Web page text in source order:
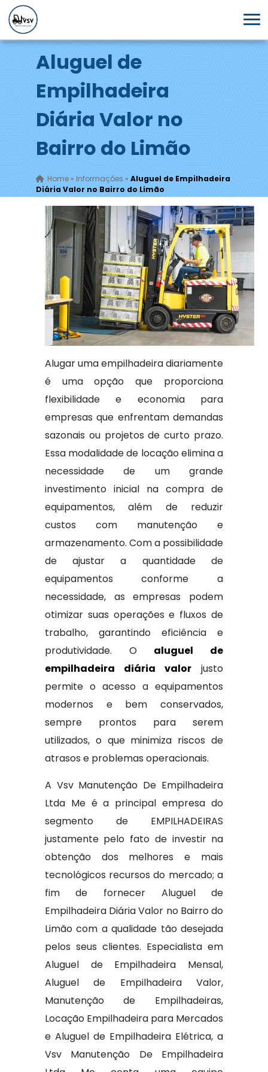
Aluguel de
Empilhadeira
Diária Valor no
Bairro do Limão
Home» Informações » Aluguel de Empilhadeira
Diária Valor no Bairro do Limão
Alugar uma empilhadeira diariamente
é uma opção que proporciona
flexibilidade e economia para
empresas que enfrentam demandas
sazonais ou projetos de curto prazo.
Essa modalidade de locação elimina a
necessidade de um grande
investimento inicial na compra de
equipamentos, além de reduzir
custos com manutenção e
armazenamento. Com a possibilidade
de ajustar a quantidade de
equipamentos conforme a
necessidade, as empresas podem
otimizar suas operações e fluxos de
trabalho, garantindo eficiência e
produtividade. O aluguel de
empilhadeira diária valor justo
permite o acesso a equipamentos
modernos e bem conservados,
sempre prontos para serem
utilizados, o que minimiza riscos de
atrasos e problemas operacionais.
A Vsv Manutenção De Empilhadeira
Ltda Me é a principal empresa do
segmento de EMPILHADEIRAS
justamente pelo fato de investir na
obtenção dos melhores e mais
tecnológicos recursos do mercado; a
fim de fornecer Aluguel de
Empilhadeira Diária Valor no Bairro do
Limão com a qualidade tão desejada
pelos seus clientes. Especialista em
Aluguel de Empilhadeira Mensal,
Aluguel de Empilhadeira Valor,
Manutenção de Empilhadeiras,
Locação Empilhadeira para Mercados
e Aluguel de Empilhadeira Elétrica, a
Vsv Manutenção De Empilhadeira